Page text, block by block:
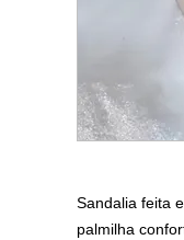
Sandalia feita
palmilha